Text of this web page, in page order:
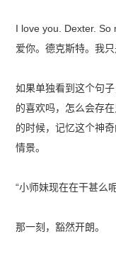
I love you. Dexter. So
爱你。德克斯特。我
如果单独看到这个句
的喜欢吗，怎么会存
的时候，记忆这个神
情景。
“小师妹现在在干甚么
那一刻，豁然开朗。